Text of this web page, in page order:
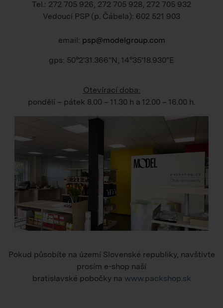
Tel.: 272 705 926, 272 705 928, 272 705 932
Vedoucí PSP (p. Čábela): 602 521 903
email: psp@modelgroup.com
gps: 50°2'31.366"N, 14°35'18.930"E
Otevírací doba:
pondělí – pátek 8.00 – 11.30 h a 12.00 – 16.00 h
Pokud působíte na území Slovenské republiky, navštivte
prosím e-shop naší
bratislavské pobočky na www.packshop.sk